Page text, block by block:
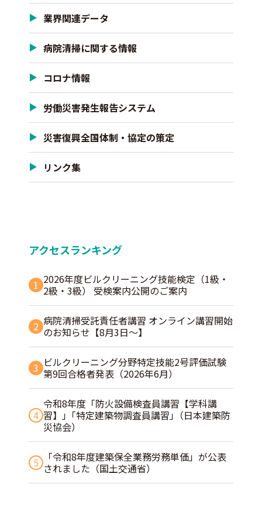
業界関連データ
病院清掃に関する情報
コロナ情報
労働災害発生報告システム
災害復興全国体制・協定の策定
リンク集
アクセスランキング
1 2026年度ビルクリーニング技能検定（1級・
2級・3級） 受検案内公開のご案内
2 病院清掃受託責任者講習 オンライン講習開始
のお知らせ【8月3日～】
3 ビルクリーニング分野特定技能2号評価試験
第9回合格者発表（2026年6月）
4
令和8年度「防火設備検査員講習【学科講
習】」｢特定建築物調査員講習｣（日本建築防
災協会）
5
「令和8年度建築保全業務労務単価」が公表
されました（国土交通省）